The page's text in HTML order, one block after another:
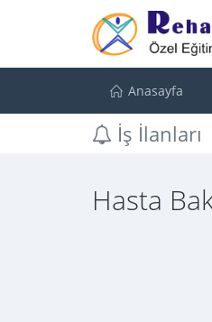
Anasayfa
İş İlanları
Hasta